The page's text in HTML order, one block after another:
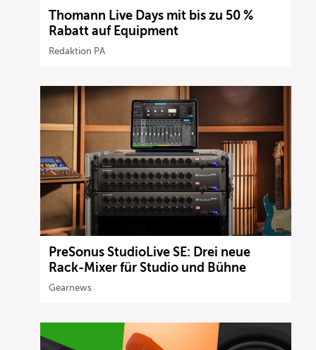
Thomann Live Days mit bis zu 50 %
Rabatt auf Equipment
Redaktion PA
PreSonus StudioLive SE: Drei neue
Rack-Mixer für Studio und Bühne
Gearnews